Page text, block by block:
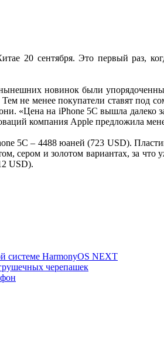
20 сентября. Это первый раз,
новинок были
не менее покупатели ставят под
«Цена на iPhone 5C вышла далеко
компания Apple предложила
5C – 4488 юаней (723 USD).
сером и золотом вариантах, за
USD).
системе HarmonyOS NEXT
черепашек